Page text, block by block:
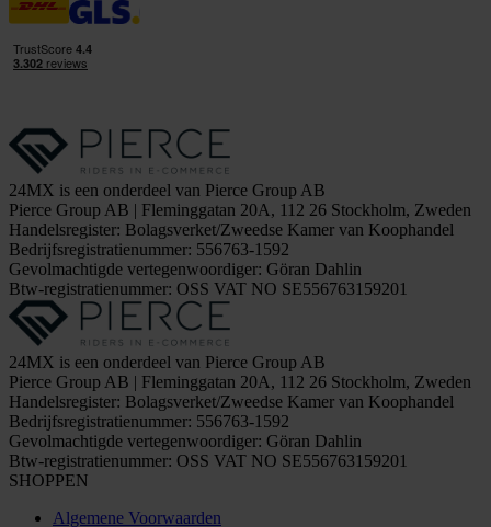
24MX is een onderdeel van Pierce Group AB
Pierce Group AB | Fleminggatan 20A, 112 26 Stockholm, Zweden
Handelsregister: Bolagsverket/Zweedse Kamer van Koophandel
Bedrijfsregistratienummer: 556763-1592
Gevolmachtigde vertegenwoordiger: Göran Dahlin
Btw-registratienummer: OSS VAT NO SE556763159201
24MX is een onderdeel van Pierce Group AB
Pierce Group AB | Fleminggatan 20A, 112 26 Stockholm, Zweden
Handelsregister: Bolagsverket/Zweedse Kamer van Koophandel
Bedrijfsregistratienummer: 556763-1592
Gevolmachtigde vertegenwoordiger: Göran Dahlin
Btw-registratienummer: OSS VAT NO SE556763159201
SHOPPEN
Algemene Voorwaarden